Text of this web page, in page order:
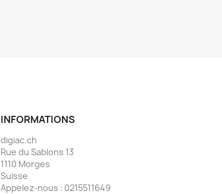
INFORMATIONS
digiac.ch
Rue du Sablons 13
1110 Morges
Suisse
Appelez-nous : 0215511649